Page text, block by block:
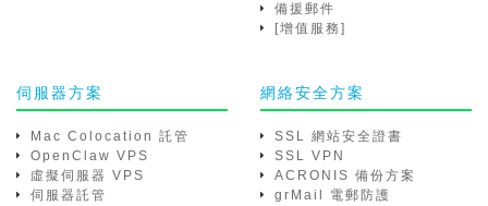
備援郵件
[增值服務]
伺服器方案
Mac Colocation 託管
OpenClaw VPS
虛擬伺服器 VPS
伺服器託管
網絡安全方案
SSL 網站安全證書
SSL VPN
ACRONIS 備份方案
grMail 電郵防護